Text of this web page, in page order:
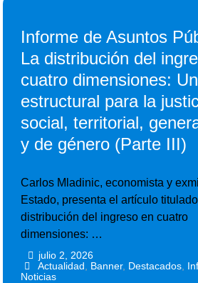
Informe de Asuntos
La distribución del
cuatro dimensiones:
estructural para la
social, territorial,
y de género (Parte III)
Carlos Mladinic, economista y
Estado, presenta el artículo titulado
distribución del ingreso en cuatro
dimensiones: …
julio 2, 2026
Actualidad Banner, Destacados,
Noticias